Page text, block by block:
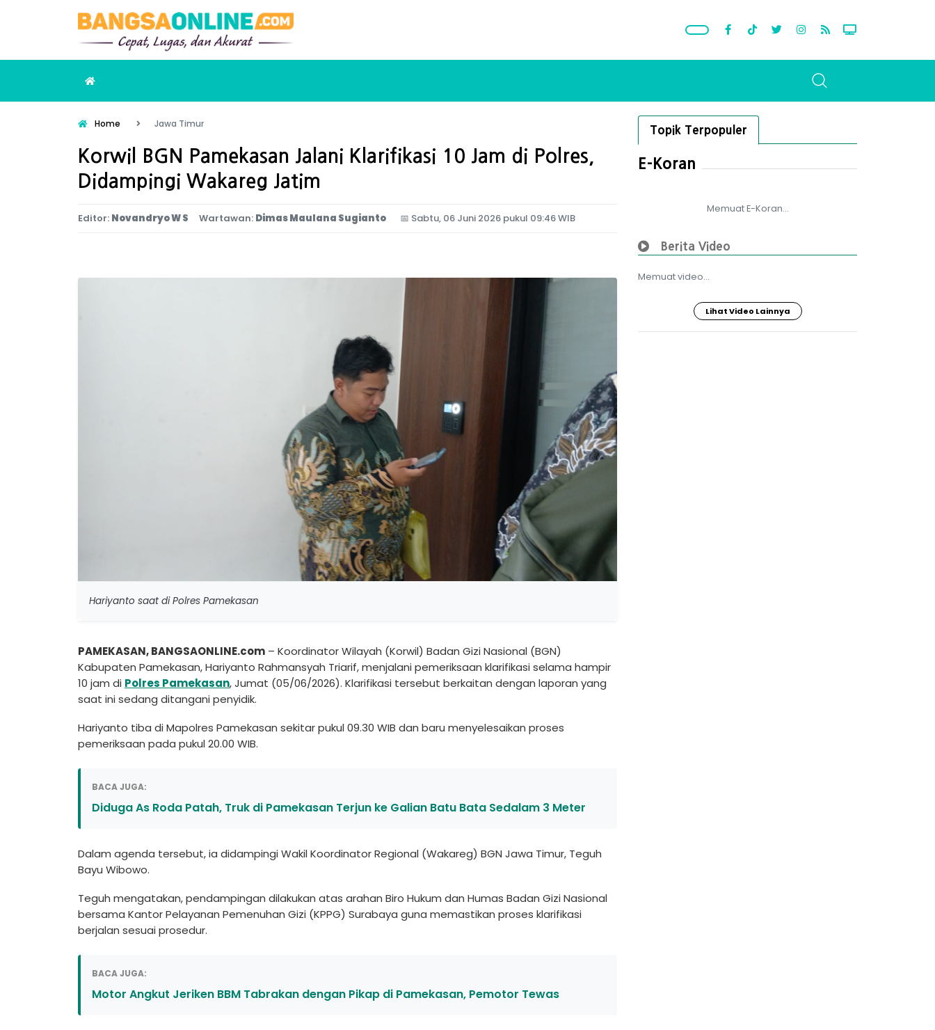
Home Jawa Timur
Korwil BGN Pamekasan Jalani Klarifikasi 10 Jam di Polres,
Didampingi Wakareg Jatim
Editor: Novandryo W S Wartawan: Dimas Maulana Sugianto 📅 Sabtu, 06 Juni 2026 pukul 09:46 WIB
Hariyanto saat di Polres Pamekasan
PAMEKASAN, BANGSAONLINE.com – Koordinator Wilayah (Korwil) Badan Gizi Nasional (BGN)
Kabupaten Pamekasan, Hariyanto Rahmansyah Triarif, menjalani pemeriksaan klarifikasi selama hampir
10 jam di Polres Pamekasan, Jumat (05/06/2026). Klarifikasi tersebut berkaitan dengan laporan yang
saat ini sedang ditangani penyidik.
Hariyanto tiba di Mapolres Pamekasan sekitar pukul 09.30 WIB dan baru menyelesaikan proses
pemeriksaan pada pukul 20.00 WIB.
BACA JUGA:
Diduga As Roda Patah, Truk di Pamekasan Terjun ke Galian Batu Bata Sedalam 3 Meter
Dalam agenda tersebut, ia didampingi Wakil Koordinator Regional (Wakareg) BGN Jawa Timur, Teguh
Bayu Wibowo.
Teguh mengatakan, pendampingan dilakukan atas arahan Biro Hukum dan Humas Badan Gizi Nasional
bersama Kantor Pelayanan Pemenuhan Gizi (KPPG) Surabaya guna memastikan proses klarifikasi
berjalan sesuai prosedur.
BACA JUGA:
Motor Angkut Jeriken BBM Tabrakan dengan Pikap di Pamekasan, Pemotor Tewas
Topik Terpopuler
E-Koran
Memuat E-Koran...
Berita Video
Memuat video...
Lihat Video Lainnya